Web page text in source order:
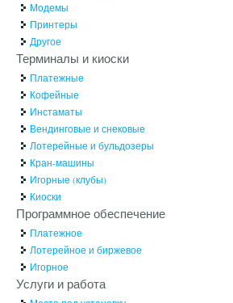
Модемы
Принтеры
Другое
Терминалы и киоски
Платежные
Кофейные
Инстаматы
Вендинговые и снековые
Лотерейные и бульдозеры
Кран-машины
Игорные (клубы)
Киоски
Программное обеспечение
Платежное
Лотерейное и биржевое
Игорное
Услуги и работа